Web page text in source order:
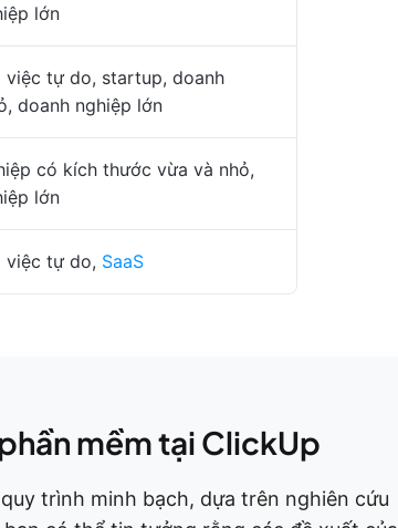
lớn
việc tự do, startup, doanh
doanh nghiệp lớn
có kích thước vừa và nhỏ,
lớn
việc tự do, SaaS
mềm tại ClickUp
trình minh bạch, dựa trên nghiên cứu